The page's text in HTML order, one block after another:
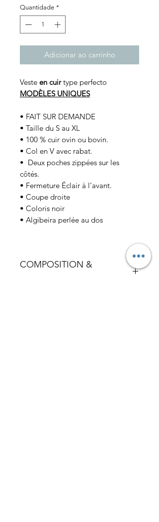
Quantidade *
Adicionar ao carrinho
Veste en cuirtype perfecto
MODÈLES UNIQUES
• FAIT SUR DEMANDE
• Taille du S au XL
• 100 % cuir ovin ou bovin.
• Col en V avec rabat.
• Deux poches zippées sur les
côtés.
• Fermeture Éclair à l’avant.
• Coupe droite
• Coloris noir
• Algibeira perlée au dos
COMPOSITION &